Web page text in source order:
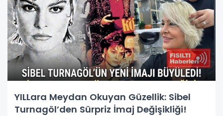
YILLara Meydan Okuyan Güzellik: Sibel
Turnagöl’den Sürpriz İmaj Değişikliği!